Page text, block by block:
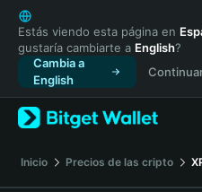
English
日本語
Tiếng Việt
Русский
Español (Latinoamérica)
Türkçe
Français
Deutsch
Estás viendo esta página en
gustaría cambiarte a English?
Cambia a
English
Inicio Precios de las cripto